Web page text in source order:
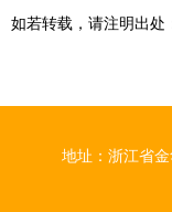
如若转载，请注明出
地址：浙江省